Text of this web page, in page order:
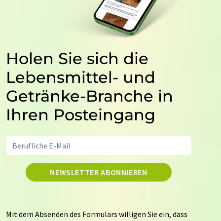
Holen Sie sich die
Lebensmittel- und
Getränke-Branche in
Ihren Posteingang
NEWSLETTER ABONNIEREN
Mit dem Absenden des Formulars willigen Sie ein, dass